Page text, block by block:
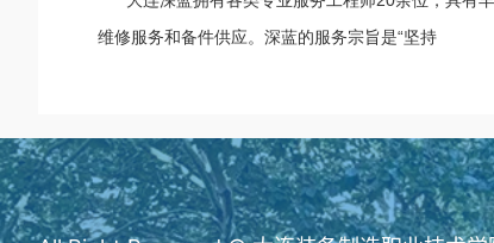
维修服务和备件供应。深蓝的服务宗旨是“坚持